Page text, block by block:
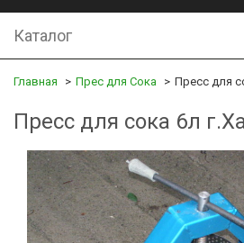
Каталог
Главная Прес для Сока Пресс для
Пресс для сока 6л